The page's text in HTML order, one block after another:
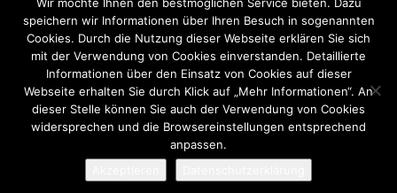
Datenschutzerklärung
© Newspaper WordPress Theme by TagDiv
speichern wir Informationen über Ihren Besuch in sogenannten
Cookies. Durch die Nutzung dieser Webseite erklären Sie sich
mit der Verwendung von Cookies einverstanden. Detaillierte
Informationen über den Einsatz von Cookies auf dieser
Webseite erhalten Sie durch Klick auf „Mehr Informationen“. An
dieser Stelle können Sie auch der Verwendung von Cookies
widersprechen und die Browsereinstellungen entsprechend
anpassen.